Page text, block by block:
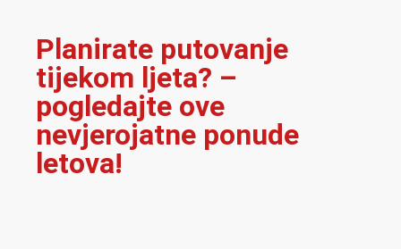
Planirate putovanje
tijekom ljeta? –
pogledajte ove
nevjerojatne ponude
letova!